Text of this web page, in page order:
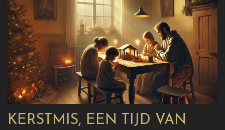
KERSTMIS, EEN TIJD VAN